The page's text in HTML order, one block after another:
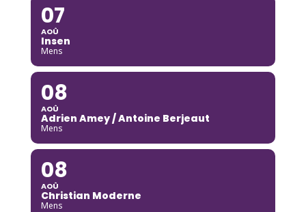
07
AOÛ
Insen
Mens
08
AOÛ
Adrien Amey / Antoine Berjeaut
Mens
08
AOÛ
Christian Moderne
Mens